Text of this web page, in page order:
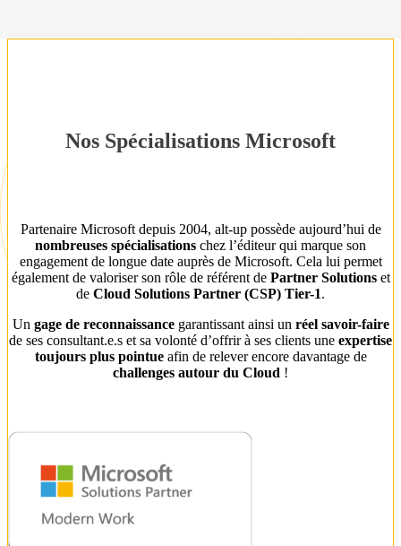
Nos Spécialisations Microsoft
Partenaire Microsoft depuis 2004, alt-up possède aujourd’hui de
nombreuses spécialisations chez l’éditeur qui marque son
engagement de longue date auprès de Microsoft. Cela lui permet
également de valoriser son rôle de référent de Partner Solutionset
de Cloud Solutions Partner (CSP) Tier-1.
Un gage de reconnaissancegarantissant ainsi un réel savoir-faire
de ses consultant.e.s et sa volonté d’offrir à ses clients une expertise
toujours plus pointueafin de relever encore davantage de
challenges autour du Cloud !